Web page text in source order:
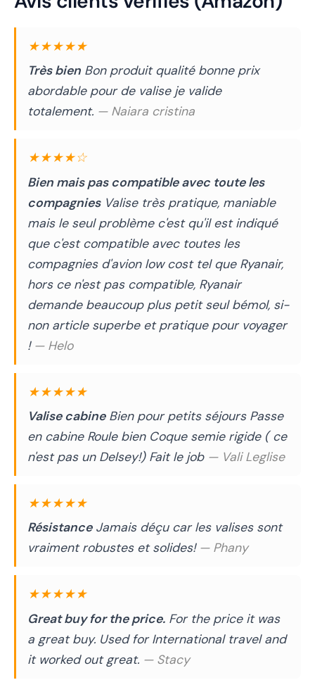
★★★★★
Très bien Bon produit qualité bonne prix
abordable pour de valise je valide
totalement. — Naiara cristina
★★★★☆
Bien mais pas compatible avec toute les
compagniesValise très pratique, maniable
mais le seul problème c'est qu'il est indiqué
que c'est compatible avec toutes les
compagnies d'avion low cost tel que Ryanair,
hors ce n'est pas compatible, Ryanair
demande beaucoup plus petit seul bémol, si-
non article superbe et pratique pour voyager
! — Helo
★★★★★
Valise cabineBien pour petits séjours Passe
en cabine Roule bien Coque semie rigide ( ce
n'est pas un Delsey!) Fait le job — Vali Leglise
★★★★★
RésistanceJamais déçu car les valises sont
vraiment robustes et solides! — Phany
★★★★★
Great buy for the price. For the price it was
a great buy. Used for International travel and
it worked out great. — Stacy